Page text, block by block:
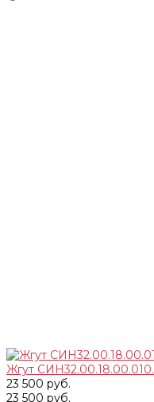
Жгут СИН32.00.18.00.010.
23 500 руб.
23 500 руб.